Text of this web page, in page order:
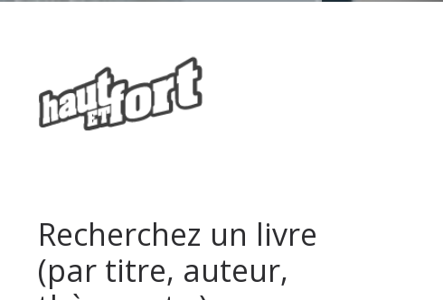
Recherchez un livre
(par titre, auteur,